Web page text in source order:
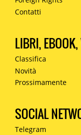
Contatti
LIBRI,
Classifica
Novità
Prossimamente
SOCIAL
Telegram